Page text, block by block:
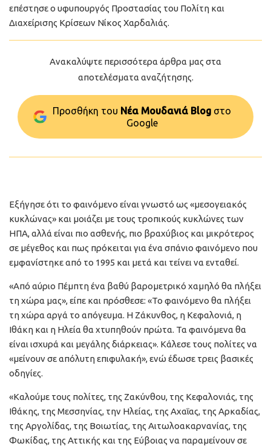
επέστησε ο υφυπουργός Προστασίας του Πολίτη και
Διαχείρισης Κρίσεων Νίκος Χαρδαλιάς.
Ανακαλύψτε περισσότερα άρθρα μας στα
αποτελέσματα αναζήτησης.
Προσθήκη του Νέα Μουδανιά Blog στo
Google
Εξήγησε ότι το φαινόμενο είναι γνωστό ως «μεσογειακός
κυκλώνας» και μοιάζει με τους τροπικούς κυκλώνες των
ΗΠΑ, αλλά είναι πιο ασθενής, πιο βραχύβιος και μικρότερος
σε μέγεθος και πως πρόκειται για ένα σπάνιο φαινόμενο που
εμφανίστηκε από το 1995 και μετά και τείνει να ενταθεί.
«Από αύριο Πέμπτη ένα βαθύ βαρομετρικό χαμηλό θα πλήξει
τη χώρα μας», είπε και πρόσθεσε: «Το φαινόμενο θα πλήξει
τη χώρα αργά το απόγευμα. Η Ζάκυνθος, η Κεφαλονιά, η
Ιθάκη και η Ηλεία θα χτυπηθούν πρώτα. Τα φαινόμενα θα
είναι ισχυρά και μεγάλης διάρκειας». Κάλεσε τους πολίτες να
«μείνουν σε απόλυτη επιφυλακή», ενώ έδωσε τρεις βασικές
οδηγίες.
«Καλούμε τους πολίτες, της Ζακύνθου, της Κεφαλονιάς, της
Ιθάκης, της Μεσσηνίας, την Ηλείας, της Αχαΐας, της Αρκαδίας,
της Αργολίδας, της Βοιωτίας, της Αιτωλοακαρνανίας, της
Φωκίδας, της Αττικής και της Εύβοιας να παραμείνουν σε